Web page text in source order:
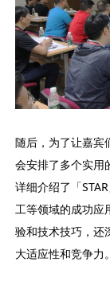
随后，为了让嘉宾
会安排了多个实用
详细介绍了「
工等领域的成功应
验和技术技巧，还
大适应性和竞争力。